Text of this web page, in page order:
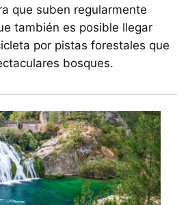
que suben regularmente
también es posible llegar
por pistas forestales que
bosques.